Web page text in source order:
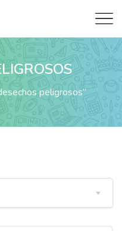
peligrosos”